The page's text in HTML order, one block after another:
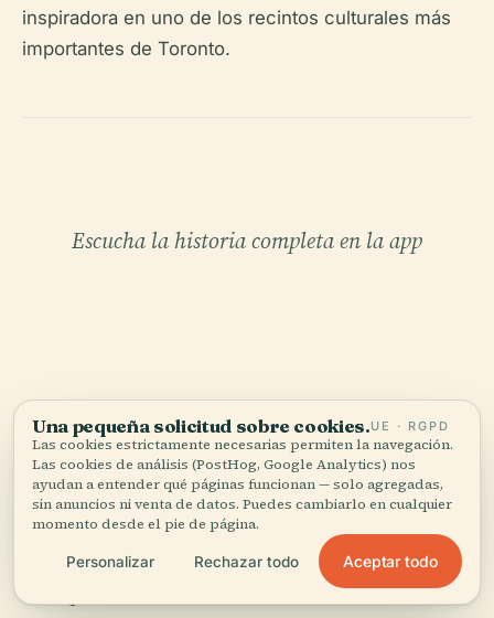
inspiradora en uno de los recintos culturales más
importantes de Toronto.
Escucha la historia completa en la app
TU CURADOR PERSONAL
Todo Buddies In Bad Times,
bien contado.
Guías de audio para más de 1.100 ciudades en 96
países. Historia, relatos y conocimiento local —
Una pequeña solicitud sobre cookies.UE · RGPD
Las cookies estrictamente necesarias permiten la navegación.
Las cookies de análisis (PostHog, Google Analytics) nos
ayudan a entender qué páginas funcionan — solo agregadas,
sin anuncios ni venta de datos. Puedes cambiarlo en cualquier
momento desde el pie de página.
Personalizar Rechazar todo Aceptar todo